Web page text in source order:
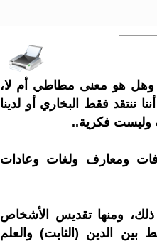
وهل هو معنى مطاطي أم لا،
ننتقد فقط البخاري أو لدينا
وليست فكرية..
ومعارف ولغات وعادات
ومنها تقديس الأشخاص
الدين (الثابت) والعلم